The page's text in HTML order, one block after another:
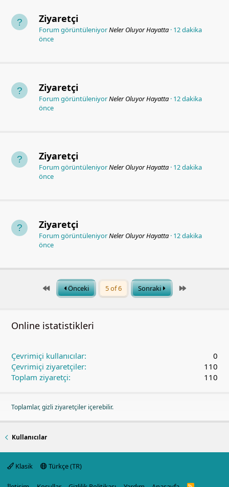
Ziyaretçi
Forum görüntüleniyorNeler Oluyor Hayatta 12 dakika
önce
Ziyaretçi
Forum görüntüleniyorNeler Oluyor Hayatta 12 dakika
önce
Ziyaretçi
Forum görüntüleniyorNeler Oluyor Hayatta 12 dakika
önce
Ziyaretçi
Forum görüntüleniyorNeler Oluyor Hayatta 12 dakika
önce
First Önceki 5 of 6 Sonraki Last
Online istatistikleri
Çevrimiçi kullanıcılar
0
Çevrimiçi ziyaretçiler
110
Toplam ziyaretçi
110
Toplamlar, gizli ziyaretçiler içerebilir.
Kullanıcılar
Klasik Türkçe (TR)